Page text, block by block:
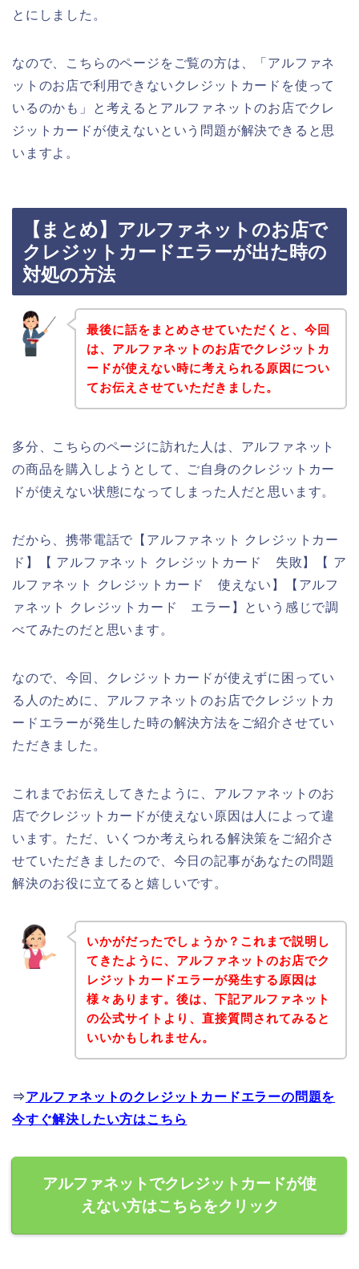
とにしました。
なので、こちらのページをご覧の方は、「アルファネ
ットのお店で利用できないクレジットカードを使って
いるのかも」と考えるとアルファネットのお店でクレ
ジットカードが使えないという問題が解決できると思
いますよ。
【まとめ】アルファネットのお店で
クレジットカードエラーが出た時の
対処の方法
最後に話をまとめさせていただくと、今回
は、アルファネットのお店でクレジットカ
ードが使えない時に考えられる原因につい
てお伝えさせていただきました。
多分、こちらのページに訪れた人は、アルファネット
の商品を購入しようとして、ご自身のクレジットカー
ドが使えない状態になってしまった人だと思います。
だから、携帯電話で【アルファネット クレジットカー
ド】【 アルファネット クレジットカード 失敗】【 ア
ルファネット クレジットカード 使えない】【アルフ
ァネット クレジットカード エラー】という感じで調
べてみたのだと思います。
なので、今回、クレジットカードが使えずに困ってい
る人のために、アルファネットのお店でクレジットカ
ードエラーが発生した時の解決方法をご紹介させてい
ただきました。
これまでお伝えしてきたように、アルファネットのお
店でクレジットカードが使えない原因は人によって違
います。ただ、いくつか考えられる解決策をご紹介さ
せていただきましたので、今日の記事があなたの問題
解決のお役に立てると嬉しいです。
いかがだったでしょうか？これまで説明し
てきたように、アルファネットのお店でク
レジットカードエラーが発生する原因は
様々あります。後は、下記アルファネット
の公式サイトより、直接質問されてみると
いいかもしれません。
⇒アルファネットのクレジットカードエラーの問題を
今すぐ解決したい方はこちら
アルファネットでクレジットカードが使
えない方はこちらをクリック